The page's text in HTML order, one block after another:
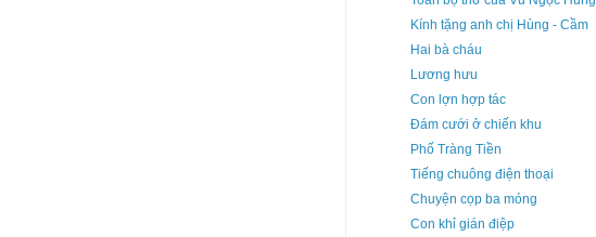
Kính tặng anh chị Hùng - Cầm
Hai bà cháu
Lương hưu
Con lợn hợp tác
Đám cưới ở chiến khu
Phố Tràng Tiền
Tiếng chuông điện thoại
Chuyện cọp ba móng
Con khỉ gián điệp